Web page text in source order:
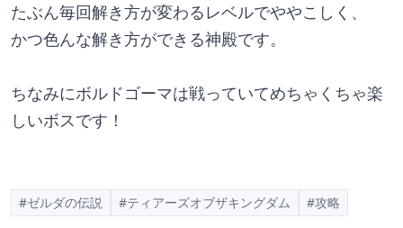
たぶん毎回解き方が変わるレベルでややこしく、
かつ色んな解き方ができる神殿です。
ちなみにボルドゴーマは戦っていてめちゃくちゃ楽
しいボスです！
#ゼルダの伝説 #ティアーズオブザキングダム #攻略